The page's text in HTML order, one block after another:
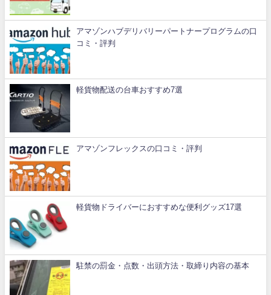
アマゾンハブデリバリーパートナープログラムの口
コミ・評判
軽貨物配送の台車おすすめ7選
アマゾンフレックスの口コミ・評判
軽貨物ドライバーにおすすめな便利グッズ17選
駐禁の罰金・点数・出頭方法・取締り内容の基本